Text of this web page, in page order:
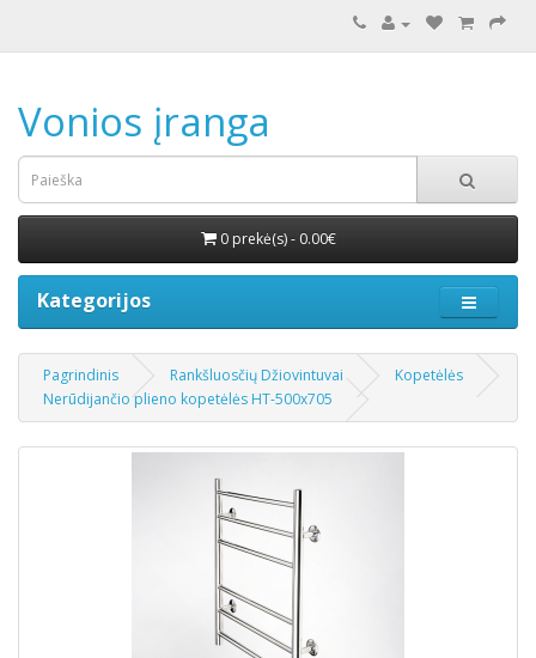
Vonios įranga
0 prekė(s) - 0.00€
Kategorijos
Pagrindinis Rankšluosčių Džiovintuvai
Kopetėlės
Nerūdijančio plieno kopetėlės HT-500x705